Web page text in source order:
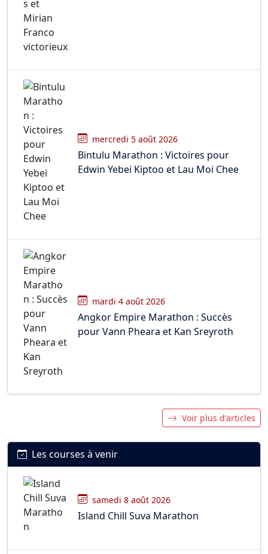
mercredi 5 août 2026
Bintulu Marathon : Victoires pour
Edwin Yebei Kiptoo et Lau Moi Chee
mardi 4 août 2026
Angkor Empire Marathon : Succès
pour Vann Pheara et Kan Sreyroth
Voir plus d'articles
Les courses à venir
samedi 8 août 2026
Island Chill Suva Marathon